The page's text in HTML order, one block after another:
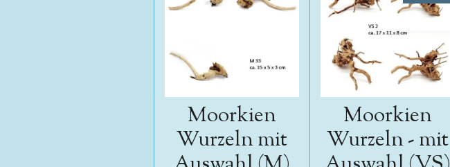
Moorkien
Wurzeln mit
Moorkien
Wurzeln - mit